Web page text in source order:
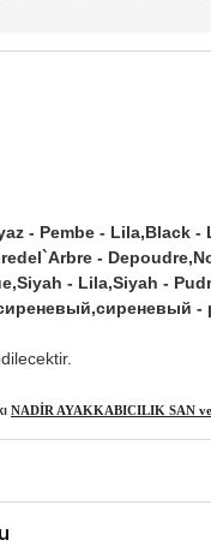
- Pembe - Lila,Black
-
- Lila,Siyah -
NADİR AYAKKABICILIK SAN